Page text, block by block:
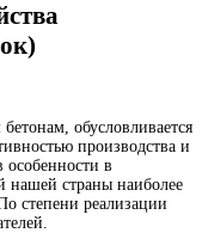
обусловливается
производства и
особенности в
страны наиболее
степени реализации